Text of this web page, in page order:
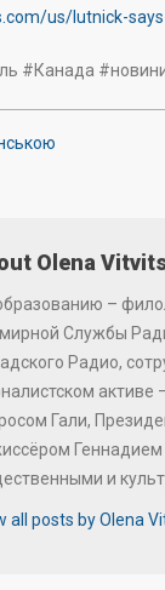
us/lutnick-
#Канада
Olena
–
Службы
Радио,
Гали,
и
all posts by Olena